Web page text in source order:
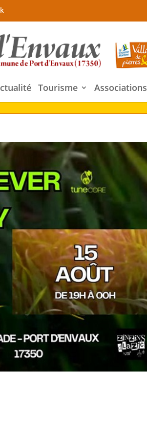
Tourisme Associations